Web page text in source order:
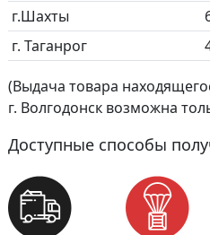
г.Шахты
г. Таганрог
(Выдача товара
г. Волгодонск возможна
Доступные способы